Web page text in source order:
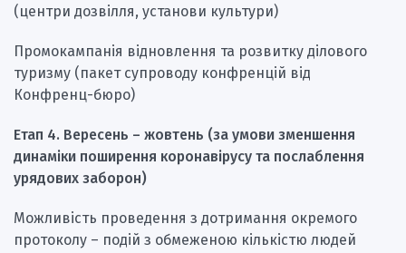
(центри дозвілля, установи культури)
Промокампанія відновлення та розвитку ділового
туризму (пакет супроводу конфренцій від
Конфренц-бюро)
Етап 4. Вересень – жовтень (за умови зменшення
динаміки поширення коронавірусу та послаблення
урядових заборон)
Можливість проведення з дотримання окремого
протоколу – подій з обмеженою кількістю людей